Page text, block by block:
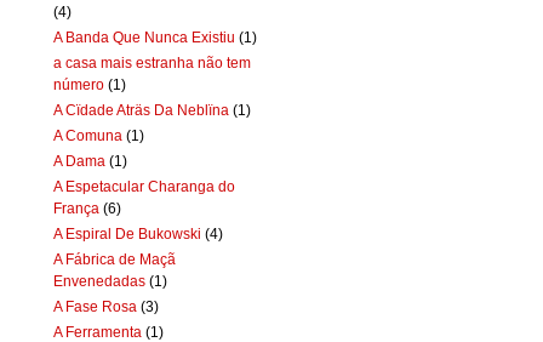
(4)
A Banda Que Nunca Existiu (1)
a casa mais estranha não tem
número (1)
A Cïdade Aträs Da Neblïna (1)
A Comuna (1)
A Dama (1)
A Espetacular Charanga do
França (6)
A Espiral De Bukowski (4)
A Fábrica de Maçã
Envenedadas (1)
A Fase Rosa (3)
A Ferramenta (1)